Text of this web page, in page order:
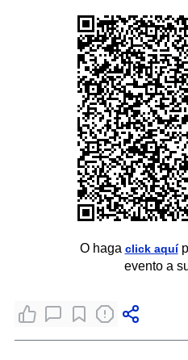
O haga click aquí
evento a